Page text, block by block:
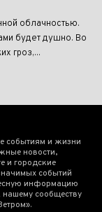
облачностью.
будет душно. Во
гроз,...
событиям и жизни
новости,
и городские
событий
информацию
нашему сообществу